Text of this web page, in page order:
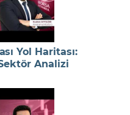
Yol Haritası:
Analizi